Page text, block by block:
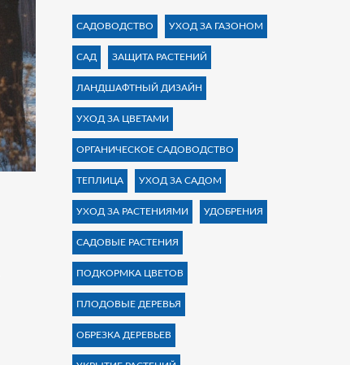
САДОВОДСТВО УХОД ЗА ГАЗОНОМ
САД ЗАЩИТА РАСТЕНИЙ
ЛАНДШАФТНЫЙ ДИЗАЙН
УХОД ЗА ЦВЕТАМИ
ОРГАНИЧЕСКОЕ САДОВОДСТВО
ТЕПЛИЦА УХОД ЗА САДОМ
УХОД ЗА РАСТЕНИЯМИ УДОБРЕНИЯ
САДОВЫЕ РАСТЕНИЯ
ПОДКОРМКА ЦВЕТОВ
ПЛОДОВЫЕ ДЕРЕВЬЯ
ОБРЕЗКА ДЕРЕВЬЕВ